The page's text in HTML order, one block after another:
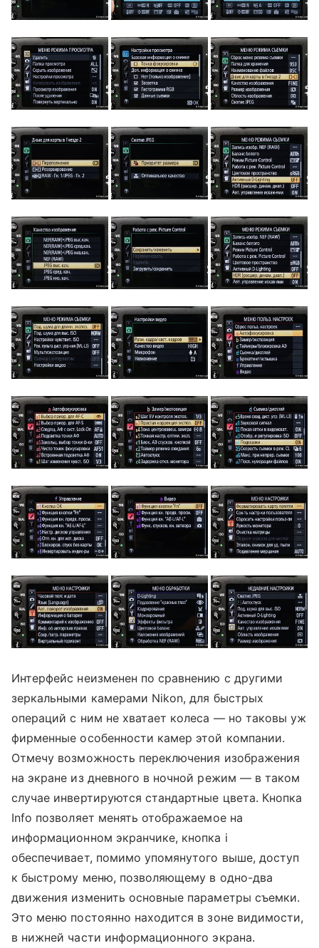
Интерфейс неизменен по сравнению с другими
зеркальными камерами Nikon, для быстрых
операций с ним не хватает колеса — но таковы уж
фирменные особенности камер этой компании.
Отмечу возможность переключения изображения
на экране из дневного в ночной режим — в таком
случае инвертируются стандартные цвета. Кнопка
Info позволяет менять отображаемое на
информационном экранчике, кнопка i
обеспечивает, помимо упомянутого выше, доступ
к быстрому меню, позволяющему в одно-два
движения изменить основные параметры съемки.
Это меню постоянно находится в зоне видимости,
в нижней части информационного экрана.